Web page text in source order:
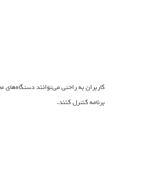
کاربران به راحتی می‌توانند
برنامه کنترل کنند.